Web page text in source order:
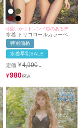
可愛いかつトレンド感のあるデザインで都会的な女性に♪
水着 トリコロールカラーベル
ト付きハイレグ体型カバーワン
ピースビキニ
特別価格
水着早割SALE
定価 ¥4,900→
¥980